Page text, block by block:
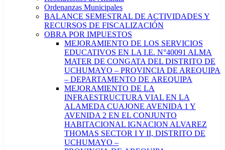
Ordenanzas Municipales
BALANCE SEMESTRAL DE ACTIVIDADES Y
RECURSOS DE FISCALIZACIÓN
OBRA POR IMPUESTOS
MEJORAMIENTO DE LOS SERVICIOS
EDUCATIVOS EN LA I.E. N°40091 ALMA
MATER DE CONGATA DEL DISTRITO DE
UCHUMAYO – PROVINCIA DE AREQUIPA
– DEPARTAMENTO DE AREQUIPA
MEJORAMIENTO DE LA
INFRAESTRUCTURA VIAL EN LA
ALAMEDA CUAJONE AVENIDA 1 Y
AVENIDA 2 EN EL CONJUNTO
HABITACIONAL IGNACION ALVAREZ
THOMAS SECTOR I Y II, DISTRITO DE
UCHUMAYO –